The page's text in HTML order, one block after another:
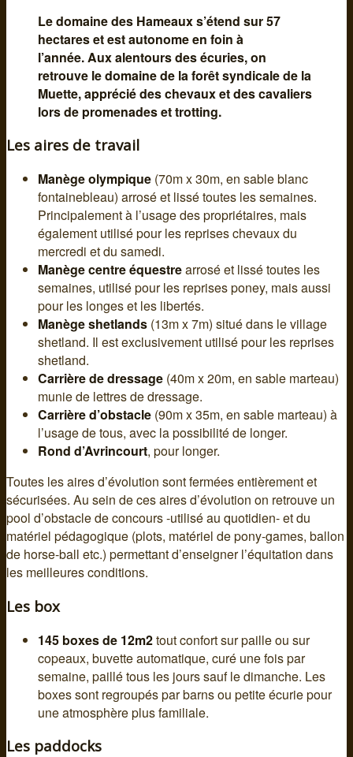
Le domaine des Hameaux s’étend sur 57
hectares et est autonome en foin à
l’année. Aux alentours des écuries, on
retrouve le domaine de la forêt syndicale de la
Muette, apprécié des chevaux et des cavaliers
lors de promenades et trotting.
Les aires de travail
Manège olympique (70m x 30m, en sable blanc
fontainebleau) arrosé et lissé toutes les semaines.
Principalement à l’usage des propriétaires, mais
également utilisé pour les reprises chevaux du
mercredi et du samedi.
Manège centre équestrearrosé et lissé toutes les
semaines, utilisé pour les reprises poney, mais aussi
pour les longes et les libertés.
Manège shetlands (13m x 7m) situé dans le village
shetland. Il est exclusivement utilisé pour les reprises
shetland.
Carrière de dressage (40m x 20m, en sable marteau)
munie de lettres de dressage.
Carrière d’obstacle (90m x 35m, en sable marteau) à
l’usage de tous, avec la possibilité de longer.
Rond d’Avrincourt, pour longer.
Toutes les aires d’évolution sont fermées entièrement et
sécurisées. Au sein de ces aires d’évolution on retrouve un
pool d’obstacle de concours -utilisé au quotidien- et du
matériel pédagogique (plots, matériel de pony-games, ballon
de horse-ball etc.) permettant d’enseigner l’équitation dans
les meilleures conditions.
Les box
145 boxes de 12m2tout confort sur paille ou sur
copeaux, buvette automatique, curé une fois par
semaine, paillé tous les jours sauf le dimanche. Les
boxes sont regroupés par barns ou petite écurie pour
une atmosphère plus familiale.
Les paddocks